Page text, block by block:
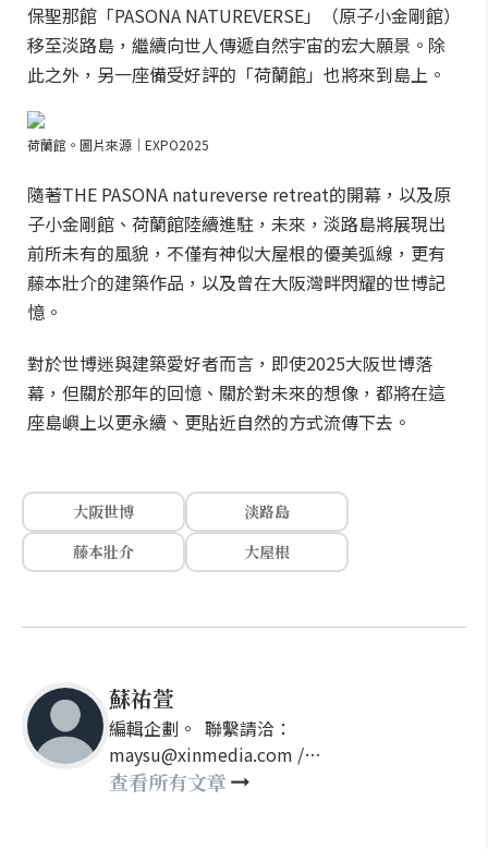
保聖那館「PASONA NATUREVERSE」（原子小金剛館）
移至淡路島，繼續向世人傳遞自然宇宙的宏大願景。除
此之外，另一座備受好評的「荷蘭館」也將來到島上。
荷蘭館。圖片來源｜EXPO2025
隨著THE PASONA natureverse retreat的開幕，以及原
子小金剛館、荷蘭館陸續進駐，未來，淡路島將展現出
前所未有的風貌，不僅有神似大屋根的優美弧線，更有
藤本壯介的建築作品，以及曾在大阪灣畔閃耀的世博記
憶。
對於世博迷與建築愛好者而言，即使2025大阪世博落
幕，但關於那年的回憶、關於對未來的想像，都將在這
座島嶼上以更永續、更貼近自然的方式流傳下去。
大阪世博
淡路島
藤本壯介
大屋根
蘇祐萱
編輯企劃。 聯繫請洽：
maysu@xinmedia.com /
may860527@gmail.com
查看所有文章